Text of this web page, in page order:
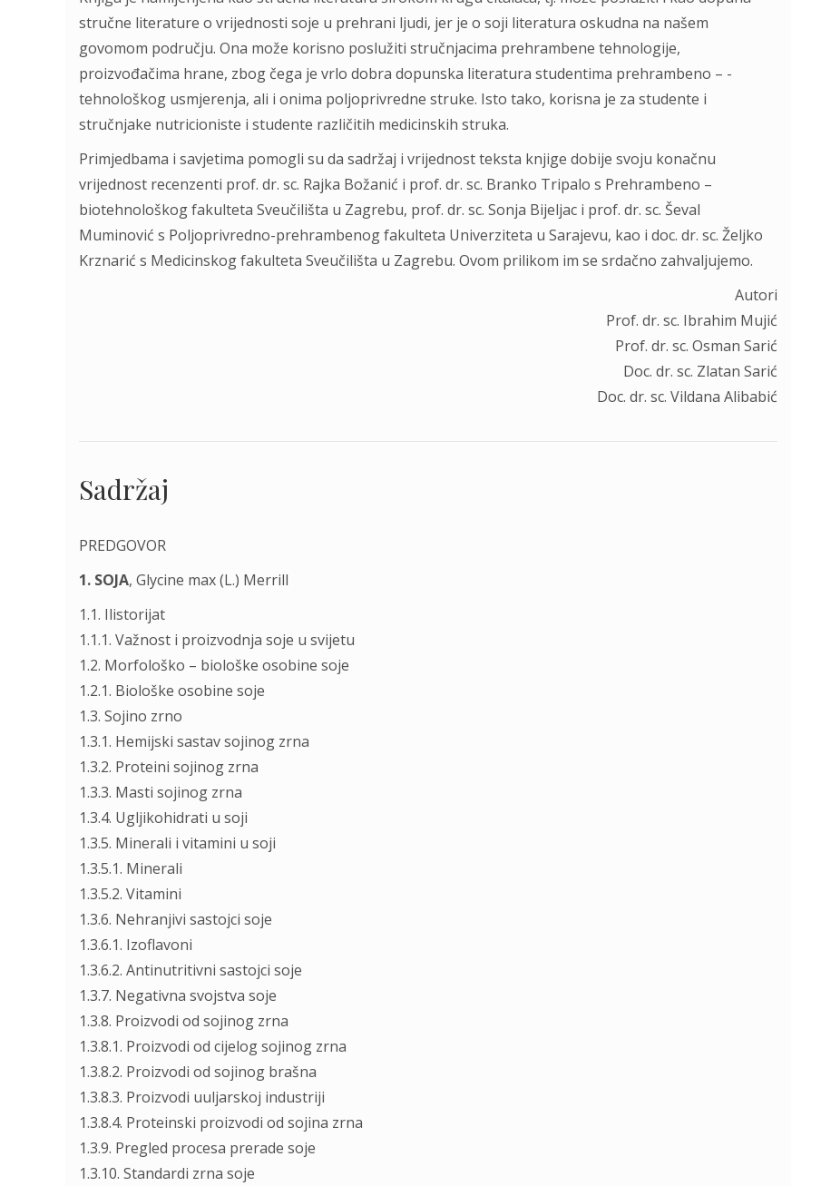
stručne literature o vrijednosti soje u prehrani ljudi, jer je o soji literatura oskudna na našem
govomom području. Ona može korisno poslužiti stručnjacima prehrambene tehnologije,
proizvođačima hrane, zbog čega je vrlo dobra dopunska literatura studentima prehrambeno – -
tehnološkog usmjerenja, ali i onima poljoprivredne struke. Isto tako, korisna je za studente i
stručnjake nutricioniste i studente različitih medicinskih struka.
Primjedbama i savjetima pomogli su da sadržaj i vrijednost teksta knjige dobije svoju konačnu
vrijednost recenzenti prof. dr. sc. Rajka Božanić i prof. dr. sc. Branko Tripalo s Prehrambeno –
biotehnološkog fakulteta Sveučilišta u Zagrebu, prof. dr. sc. Sonja Bijeljac i prof. dr. sc. Ševal
Muminović s Poljoprivredno-prehrambenog fakulteta Univerziteta u Sarajevu, kao i doc. dr. sc. Željko
Krznarić s Medicinskog fakulteta Sveučilišta u Zagrebu. Ovom prilikom im se srdačno zahvaljujemo.
Autori
Prof. dr. sc. Ibrahim Mujić
Prof. dr. sc. Osman Sarić
Doc. dr. sc. Zlatan Sarić
Doc. dr. sc. Vildana Alibabić
Sadržaj
PREDGOVOR
1. SOJA, Glycine max (L.) Merrill
1.1. Ilistorijat
1.1.1. Važnost i proizvodnja soje u svijetu
1.2. Morfološko – biološke osobine soje
1.2.1. Biološke osobine soje
1.3. Sojino zrno
1.3.1. Hemijski sastav sojinog zrna
1.3.2. Proteini sojinog zrna
1.3.3. Masti sojinog zrna
1.3.4. Ugljikohidrati u soji
1.3.5. Minerali i vitamini u soji
1.3.5.1. Minerali
1.3.5.2. Vitamini
1.3.6. Nehranjivi sastojci soje
1.3.6.1. Izoflavoni
1.3.6.2. Antinutritivni sastojci soje
1.3.7. Negativna svojstva soje
1.3.8. Proizvodi od sojinog zrna
1.3.8.1. Proizvodi od cijelog sojinog zrna
1.3.8.2. Proizvodi od sojinog brašna
1.3.8.3. Proizvodi uuljarskoj industriji
1.3.8.4. Proteinski proizvodi od sojina zrna
1.3.9. Pregled procesa prerade soje
1.3.10. Standardi zrna soje